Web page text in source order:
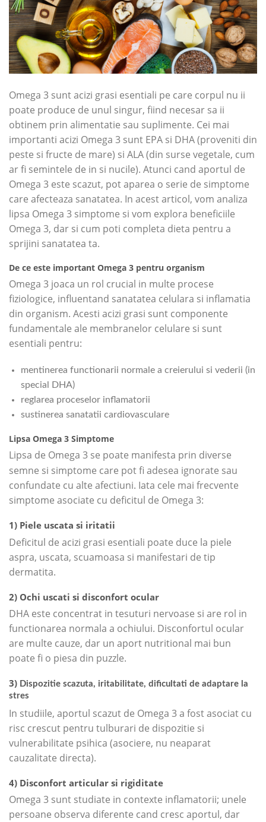
Omega 3 sunt acizi grasi esentiali pe care corpul nu ii
poate produce de unul singur, fiind necesar sa ii
obtinem prin alimentatie sau suplimente. Cei mai
importanti acizi Omega 3 sunt EPA si DHA (proveniti din
peste si fructe de mare) si ALA (din surse vegetale, cum
ar fi semintele de in si nucile). Atunci cand aportul de
Omega 3 este scazut, pot aparea o serie de simptome
care afecteaza sanatatea. In acest articol, vom analiza
lipsa Omega 3 simptome si vom explora beneficiile
Omega 3, dar si cum poti completa dieta pentru a
sprijini sanatatea ta.
De ce este important Omega 3 pentru organism
Omega 3 joaca un rol crucial in multe procese
fiziologice, influentand sanatatea celulara si inflamatia
din organism. Acesti acizi grasi sunt componente
fundamentale ale membranelor celulare si sunt
esentiali pentru:
mentinerea functionarii normale a creierului si vederii (in
special DHA)
reglarea proceselor inflamatorii
sustinerea sanatatii cardiovasculare
Lipsa Omega 3 Simptome
Lipsa de Omega 3 se poate manifesta prin diverse
semne si simptome care pot fi adesea ignorate sau
confundate cu alte afectiuni. Iata cele mai frecvente
simptome asociate cu deficitul de Omega 3:
1) Piele uscata si iritatii
Deficitul de acizi grasi esentiali poate duce la piele
aspra, uscata, scuamoasa si manifestari de tip
dermatita.
2) Ochi uscati si disconfort ocular
DHA este concentrat in tesuturi nervoase si are rol in
functionarea normala a ochiului. Disconfortul ocular
are multe cauze, dar un aport nutritional mai bun
poate fi o piesa din puzzle.
3) Dispozitie scazuta, iritabilitate, dificultati de adaptare la
stres
In studiile, aportul scazut de Omega 3 a fost asociat cu
risc crescut pentru tulburari de dispozitie si
vulnerabilitate psihica (asociere, nu neaparat
cauzalitate directa).
4) Disconfort articular si rigiditate
Omega 3 sunt studiate in contexte inflamatorii; unele
persoane observa diferente cand cresc aportul, dar